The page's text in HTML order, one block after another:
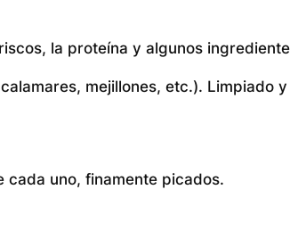
la proteína y algunos
mejillones, etc.). Limpiado
cada uno, finamente picados.